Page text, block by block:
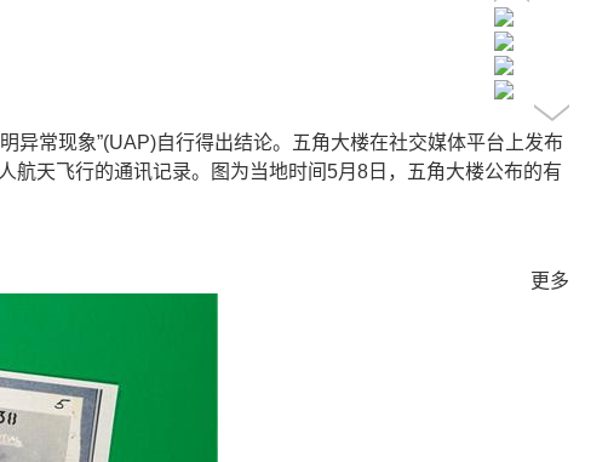
异常现象”(UAP)自行得出结论。五角大楼在社交媒体平台上发布
天飞行的通讯记录。图为当地时间5月8日，五角大楼公布的有
更多